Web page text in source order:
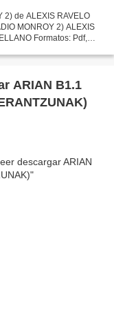
2) de ALEXIS RAVELO
MONROY 2) ALEXIS
Formatos: Pdf,
ARIAN B1.1